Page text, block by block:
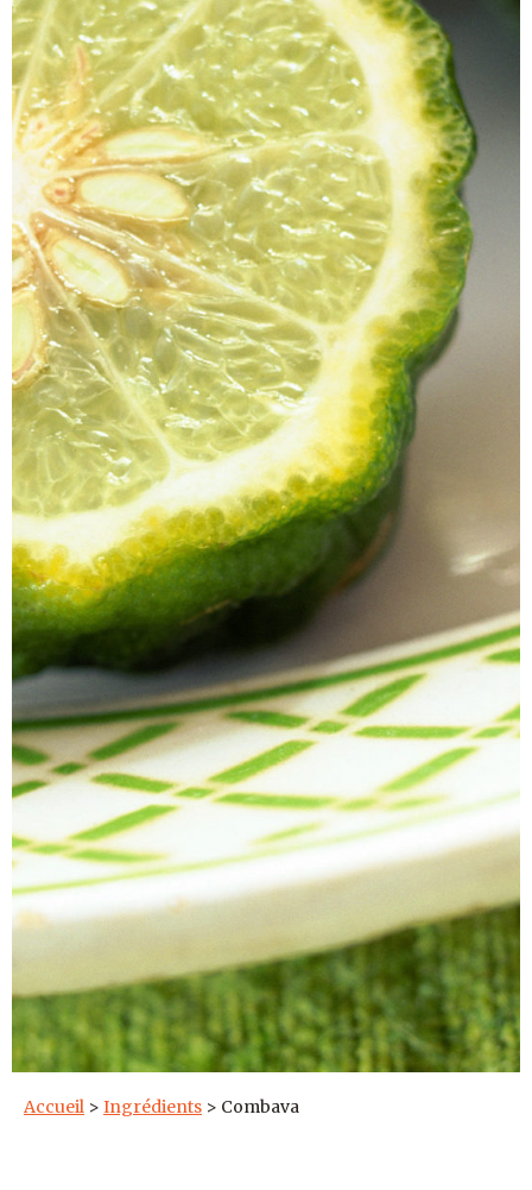
Accueil > Ingrédients > Combava